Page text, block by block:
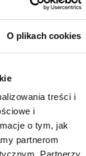
O plikach cookies
treści i
i
o tym, jak
partnerom
Menedżera